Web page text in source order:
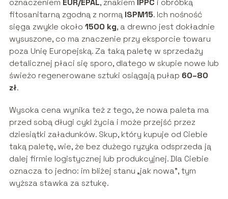
oznaczeniem EUR/EPAL, znakiem IPPC i obróbką
fitosanitarną zgodną z normą ISPM15. Ich nośność
sięga zwykle około 1500 kg, a drewno jest dokładnie
wysuszone, co ma znaczenie przy eksporcie towaru
poza Unię Europejską. Za taką paletę w sprzedaży
detalicznej płaci się sporo, dlatego w skupie nowe lub
świeżo regenerowane sztuki osiągają pułap 60–80
zł.
Wysoka cena wynika też z tego, że nowa paleta ma
przed sobą długi cykl życia i może przejść przez
dziesiątki załadunków. Skup, który kupuje od Ciebie
taką paletę, wie, że bez dużego ryzyka odsprzeda ją
dalej firmie logistycznej lub produkcyjnej. Dla Ciebie
oznacza to jedno: im bliżej stanu „jak nowa”, tym
wyższa stawka za sztukę.